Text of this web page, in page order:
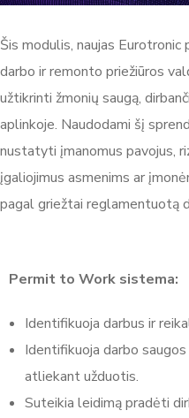
Šis modulis, naujas Eurotronic
darbo ir remonto priežiūros
užtikrinti žmonių saugą,
aplinkoje. Naudodami šį
nustatyti įmanomus pavojus,
įgaliojimus asmenims ar
pagal griežtai reglamentuotą
Permit to Work sistema:
Identifikuoja darbus ir
Identifikuoja darbo
atliekant užduotis.
Suteikia leidimą pradėti​